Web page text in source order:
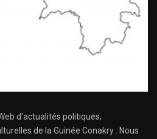
d'actualités politiques,
de la Guinée Conakry . Nous